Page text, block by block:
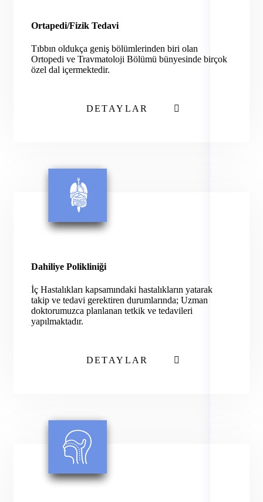
Ortapedi/Fizik Tedavi
Tıbbın oldukça geniş bölümlerinden biri olan
Ortopedi ve Travmatoloji Bölümü bünyesinde birçok
özel dal içermektedir.
DETAYLAR
Dahiliye Polikliniği
İç Hastalıkları kapsamındaki hastalıkların yatarak
takip ve tedavi gerektiren durumlarında; Uzman
doktorumuzca planlanan tetkik ve tedavileri
yapılmaktadır.
DETAYLAR